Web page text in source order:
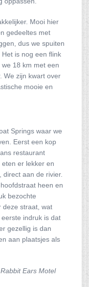
Mooi hier
gedeeltes met
dus we spuiten
is nog een flink
18 km met een
We zijn kwart over
mooie en
Springs waar we
Eerst een kop
restaurant
eten er lekker en
aan de rivier.
heen en
bezochte
deze straat, wat
indruk is dat
gezellig is dan
aan plaatsjes als
Ears Motel